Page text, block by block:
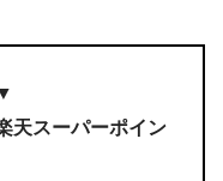
天スーパーポイン